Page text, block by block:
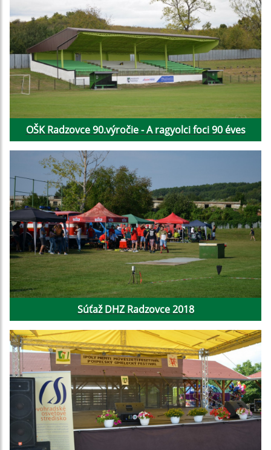
OŠK Radzovce 90.výročie - A ragyolci foci 90 éves
Súťaž DHZ Radzovce 2018